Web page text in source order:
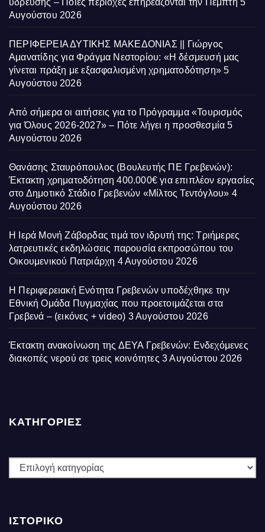
Αυγούστου 2026
ΠΕΡΙΦΕΡΕΙΑ ΔΥΤΙΚΗΣ ΜΑΚΕΔΟΝΙΑΣ || Γιώργος
Αμανατίδης για Φράγμα Νεστορίου: «Η δέσμευσή μας
γίνεται πράξη με εξασφαλισμένη χρηματοδότηση» 5
Αυγούστου 2026
Από σήμερα οι αιτήσεις για το Πρόγραμμα «Τουρισμός
για Όλους 2026-2027» – Πότε λήγει η προσθεσμία 5
Αυγούστου 2026
Θανάσης Σταυρόπουλος (Βουλευτής ΠΕ Γρεβενών):
Έκτακτη χρηματοδότηση 400.000€ για επιπλέον εργασίες
στο Δημοτικό Στάδιο Γρεβενών «Μίλτος Τεντόγλου» 4
Αυγούστου 2026
Η Ιερά Μονή Ζάβορδας τιμά τον ιδρυτή της: Τριήμερες
λατρευτικές εκδηλώσεις παρουσία εκπροσώπου του
Οικουμενικού Πατριάρχη 4 Αυγούστου 2026
Η Περιφερειακή Ενότητα Γρεβενών υποδέχθηκε την
Εθνική Ομάδα Πυγμαχίας που προετοιμάζεται στα
Γρεβενά – (εικόνες + video) 3 Αυγούστου 2026
Έκτακτη ανακοίνωση της ΔΕΥΑ Γρεβενών: Ενδεχόμενες
διακοπές νερού σε τρεις κοινότητες 3 Αυγούστου 2026
ΚΑΤΗΓΟΡΙΕΣ
ΚΑΤΗΓΟΡΙΕΣ
ΙΣΤΟΡΙΚΌ